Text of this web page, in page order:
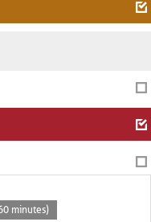
minutes)